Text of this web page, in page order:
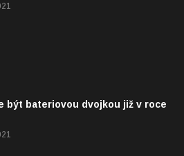
být bateriovou dvojkou již v roce